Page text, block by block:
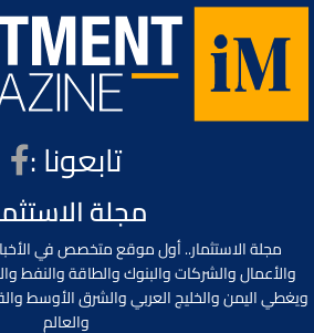
تابعونا :
مجلة
مجلة الاستثمار.. أول موقع متخصص في الأخبار
والأعمال والشركات والبنوك والطاقة والنفط
ويغطي اليمن والخليج العربي والشرق الأوسط
والعالم